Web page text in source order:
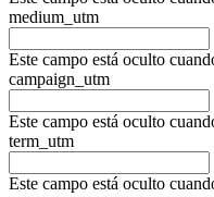
medium_utm
Este campo está oculto
campaign_utm
Este campo está oculto
term_utm
Este campo está oculto